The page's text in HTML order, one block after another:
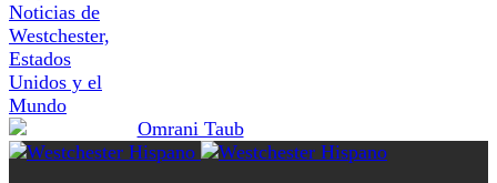
Noticias de
Westchester,
Estados
Unidos y el
Mundo